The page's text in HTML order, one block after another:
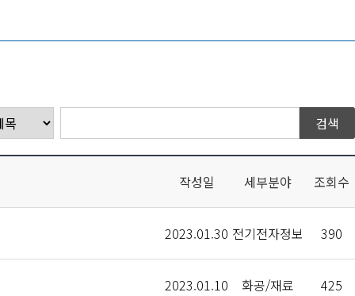
작성일 세부분야 조회수
2023.01.30 전기전자정보 390
2023.01.10 화공/재료 425